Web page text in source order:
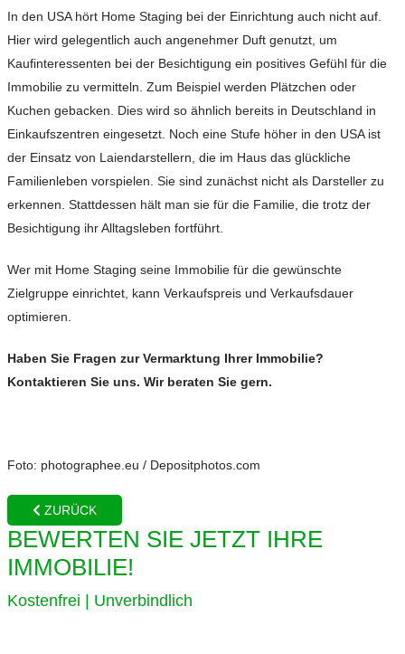
In den USA hört Home Staging bei der Einrichtung auch nicht auf.
Hier wird gelegentlich auch angenehmer Duft genutzt, um
Kaufinteressenten bei der Besichtigung ein positives Gefühl für die
Immobilie zu vermitteln. Zum Beispiel werden Plätzchen oder
Kuchen gebacken. Dies wird so ähnlich bereits in Deutschland in
Einkaufszentren eingesetzt. Noch eine Stufe höher in den USA ist
der Einsatz von Laiendarstellern, die im Haus das glückliche
Familienleben vorspielen. Sie sind zunächst nicht als Darsteller zu
erkennen. Stattdessen hält man sie für die Familie, die trotz der
Besichtigung ihr Alltagsleben fortführt.
Wer mit Home Staging seine Immobilie für die gewünschte
Zielgruppe einrichtet, kann Verkaufspreis und Verkaufsdauer
optimieren.
Haben Sie Fragen zur Vermarktung Ihrer Immobilie?
Kontaktieren Sie uns. Wir beraten Sie gern.
Foto: photographee.eu / Depositphotos.com
ZURÜCK
BEWERTEN SIE JETZT IHRE
IMMOBILIE!
Kostenfrei | Unverbindlich